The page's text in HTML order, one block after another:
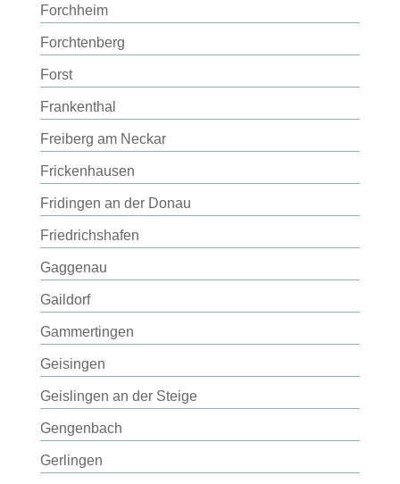
Forchheim
Forchtenberg
Forst
Frankenthal
Freiberg am Neckar
Frickenhausen
Fridingen an der Donau
Friedrichshafen
Gaggenau
Gaildorf
Gammertingen
Geisingen
Geislingen an der Steige
Gengenbach
Gerlingen